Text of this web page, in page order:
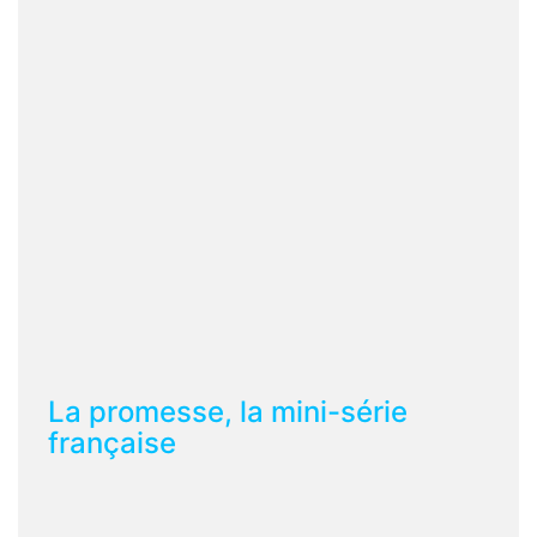
La promesse, la mini-série
française